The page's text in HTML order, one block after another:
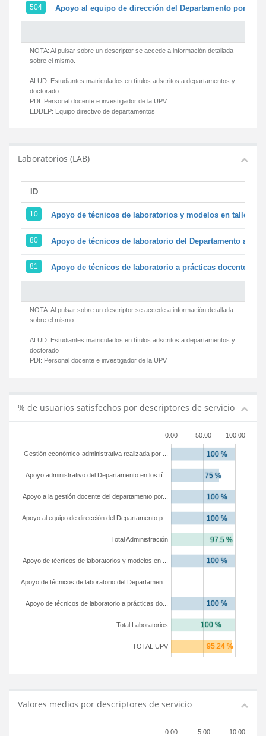
504 Apoyo al equipo de dirección del Departamento por
NOTA: Al pulsar sobre un descriptor se accede a información detallada
sobre el mismo.
ALUD: Estudiantes matriculados en títulos adscritos a departamentos y
doctorado
PDI: Personal docente e investigador de la UPV
EDDEP: Equipo directivo de departamentos
Laboratorios (LAB)
ID
10 Apoyo de técnicos de laboratorios y modelos en
80 Apoyo de técnicos de laboratorio del Departamento a la
81 Apoyo de técnicos de laboratorio a prácticas docentes y
NOTA: Al pulsar sobre un descriptor se accede a información detallada
sobre el mismo.
ALUD: Estudiantes matriculados en títulos adscritos a departamentos y
doctorado
PDI: Personal docente e investigador de la UPV
% de usuarios satisfechos por descriptores de servicio
0.00 50.00 100.00
TOTAL UPV
Total Laboratorios
Apoyo de técnicos de laboratorio a prácticas do...
Apoyo de técnicos de laboratorio del Departamen...
Apoyo de técnicos de laboratorios y modelos en ...
Total Administración
Apoyo al equipo de dirección del Departamento p...
Apoyo a la gestión docente del departamento por...
Apoyo administrativo del Departamento en los tí...
Gestión económico-administrativa realizada por ...
Valores medios por descriptores de servicio
0.00 5.00 10.00